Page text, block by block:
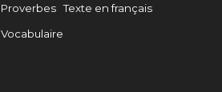
Proverbes Texte en français
Vocabulaire